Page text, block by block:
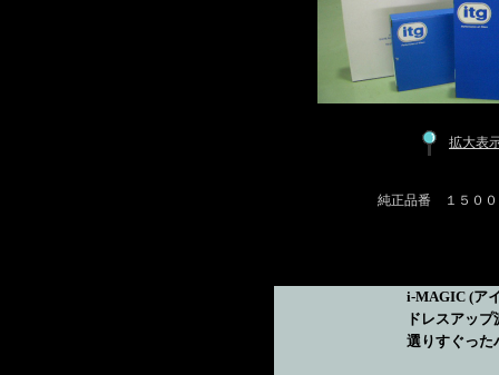
拡大表
純正品番 １５００Ａ
i-MAGIC (ア
ドレスアッ
選りすぐった